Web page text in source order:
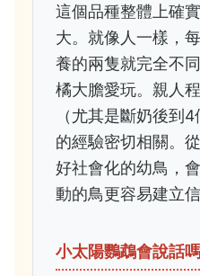
這個品種整體上確
大。就像人一樣，
養的兩隻就完全不
橘大膽愛玩。親人
（尤其是斷奶後到
的經驗密切相關。
好社會化的幼鳥，
動的鳥更容易建立信
小太陽鸚鵡會說話